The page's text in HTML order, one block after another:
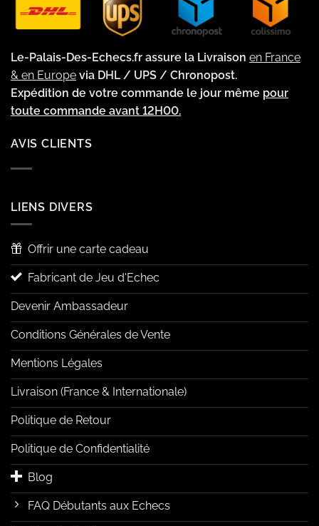
Le-Palais-Des-Echecs.fr assure la Livraison en France
& en Europe via DHL / UPS / Chronopost.
Expédition de votre commande le jour même pour
toute commande avant 12H00.
AVIS CLIENTS
LIENS DIVERS
Offrir une carte cadeau
Fabricant de Jeu d'Echec
Devenir Ambassadeur
Conditions Générales de Vente
Mentions Légales
Livraison (France & Internationale)
Politique de Retour
Politique de Confidentialité
Blog
FAQ Débutants aux Echecs